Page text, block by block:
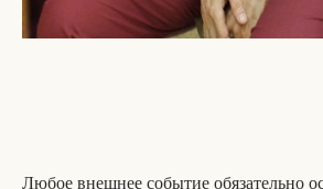
Любое внешнее событие обязательно